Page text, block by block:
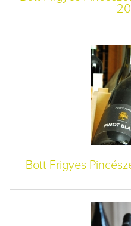
Bott Frigyes